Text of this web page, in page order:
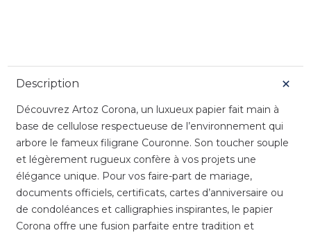
Description
Découvrez Artoz Corona, un luxueux papier fait main à
base de cellulose respectueuse de l’environnement qui
arbore le fameux filigrane Couronne. Son toucher souple
et légèrement rugueux confère à vos projets une
élégance unique. Pour vos faire-part de mariage,
documents officiels, certificats, cartes d’anniversaire ou
de condoléances et calligraphies inspirantes, le papier
Corona offre une fusion parfaite entre tradition et